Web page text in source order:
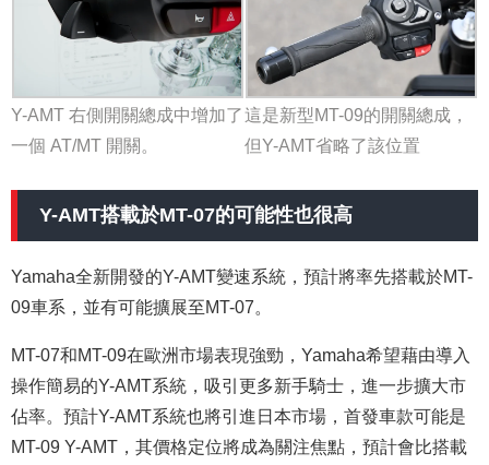
Y-AMT 右側開關總成中增加了
一個 AT/MT 開關。
這是新型MT-09的開關總成，
但Y-AMT省略了該位置
Y-AMT搭載於MT-07的可能性也很高
Yamaha全新開發的Y-AMT變速系統，預計將率先搭載於MT-
09車系，並有可能擴展至MT-07。
MT-07和MT-09在歐洲市場表現強勁，Yamaha希望藉由導入
操作簡易的Y-AMT系統，吸引更多新手騎士，進一步擴大市
佔率。預計Y-AMT系統也將引進日本市場，首發車款可能是
MT-09 Y-AMT，其價格定位將成為關注焦點，預計會比搭載